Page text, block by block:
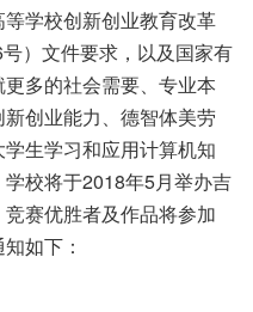
学校创新创业教育改革
）文件要求，以及国家有
多的社会需要、专业本
创业能力、德智体美劳
生学习和应用计算机知
校将于2018年5月举办吉
赛优胜者及作品将参加
如下：